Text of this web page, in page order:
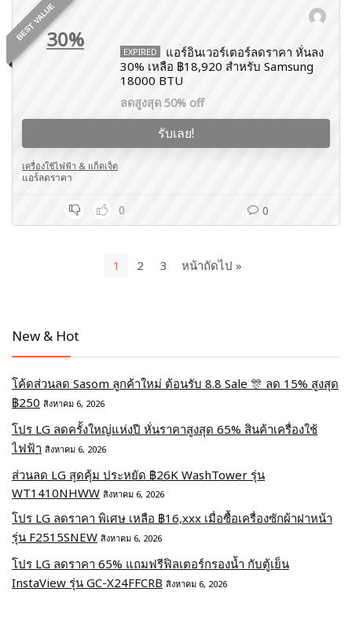
BEST VALUE30% EXPIRED
แอร์อินเวอร์เตอร์ลดราคา หั่นลง
30% เหลือ ฿18,920 สำหรับ Samsung
18000 BTU
ลดสูงสุด 50% off
รับเลย!
เครื่องใช้ไฟฟ้า & แก็ดเจ็ต
แอร์ลดราคา
0 0
1 2 3 หน้าถัดไป »
New & Hot
โค้ดส่วนลด Sasom ลูกค้าใหม่ ต้อนรับ 8.8 Sale 🎊 ลด 15% สูงสุด
฿250 สิงหาคม 6, 2026
โปร LG ลดครั้งใหญ่แห่งปี หั่นราคาสูงสุด 65% สินค้าเครื่องใช้
ไฟฟ้า สิงหาคม 6, 2026
ส่วนลด LG สุดคุ้ม ประหยัด ฿26K WashTower รุ่น
WT1410NHWW สิงหาคม 6, 2026
โปร LG ลดราคา พิเศษ เหลือ ฿16,xxx เมื่อซื้อเครื่องซักผ้าฝาหน้า
รุ่น F2515SNEW สิงหาคม 6, 2026
โปร LG ลดราคา 65% แถมฟรีฟิลเตอร์กรองน้ำ กับตู้เย็น
InstaView รุ่น GC-X24FFCRB สิงหาคม 6, 2026